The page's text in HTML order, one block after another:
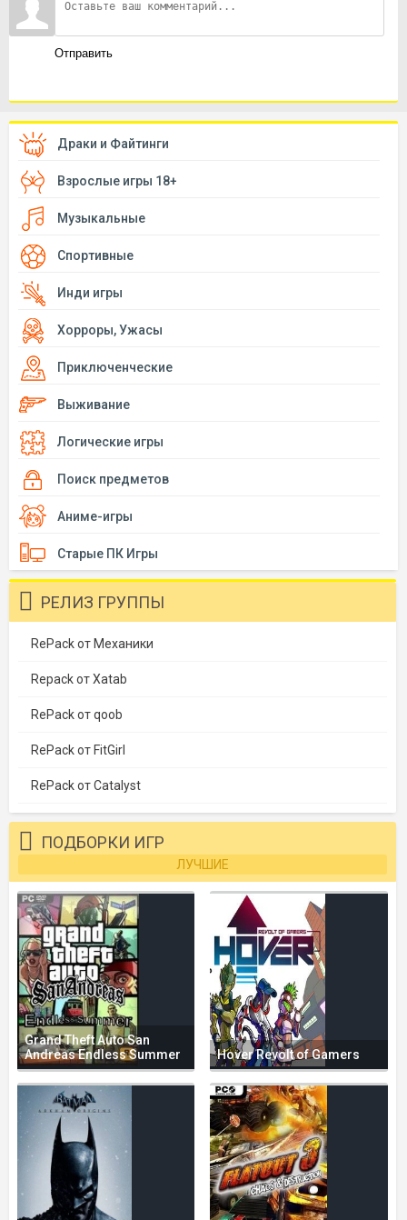
Отправить
Драки и Файтинги
Взрослые игры 18+
Музыкальные
Спортивные
Инди игры
Хорроры, Ужасы
Приключенческие
Выживание
Логические игры
Поиск предметов
Аниме-игры
Старые ПК Игры
РЕЛИЗ ГРУППЫ
RePack от Механики
Repack от Xatab
RePack от qoob
RePack от FitGirl
RePack от Catalyst
ПОДБОРКИ ИГР
ЛУЧШИЕ
Grand Theft Auto San
Andreas Endless Summer
Hover Revolt of Gamers